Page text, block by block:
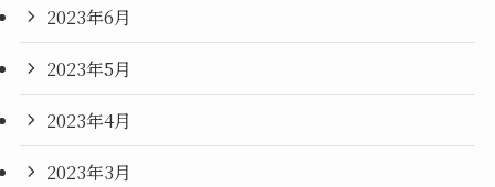
2023年6月
2023年5月
2023年4月
2023年3月